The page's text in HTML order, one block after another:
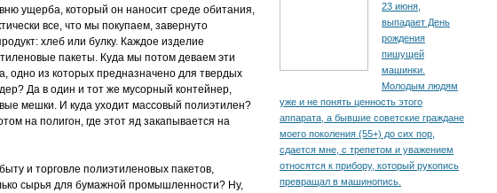
ущерба, который он наносит среде обитания,
все, что мы покупаем, завернуто
хлеб или булку. Каждое изделие
пакеты. Куда мы потом деваем эти
одно из которых предназначено для твердых
Да в один и тот же мусорный контейнер,
мешки. И куда уходит массовый полиэтилен?
на полигон, где этот яд закапывается на
и торговле полиэтиленовых пакетов,
сырья для бумажной промышленности? Ну,
23 июня,
выпадает День
рождения
пишущей
машинки.
Молодым людям
уже и не понять ценность этого
аппарата, а бывшие советские граждане
моего поколения (55+) до сих пор,
сдается мне, с трепетом и уважением
относятся к прибору, который рукопись
превращал в машинопись.